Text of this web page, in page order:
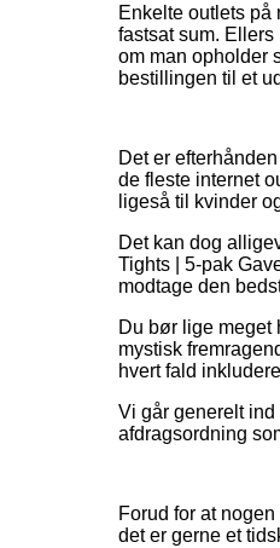
Enkelte outlets
fastsat sum.
om man opholder
bestillingen til et
Det er
de fleste internet
ligeså til kvinder
Det kan dog
Tights | 5-pak
modtage den
Du bør lige meget
mystisk
hvert fald
Vi går generelt
afdragsordning
Forud for at
det er gerne et